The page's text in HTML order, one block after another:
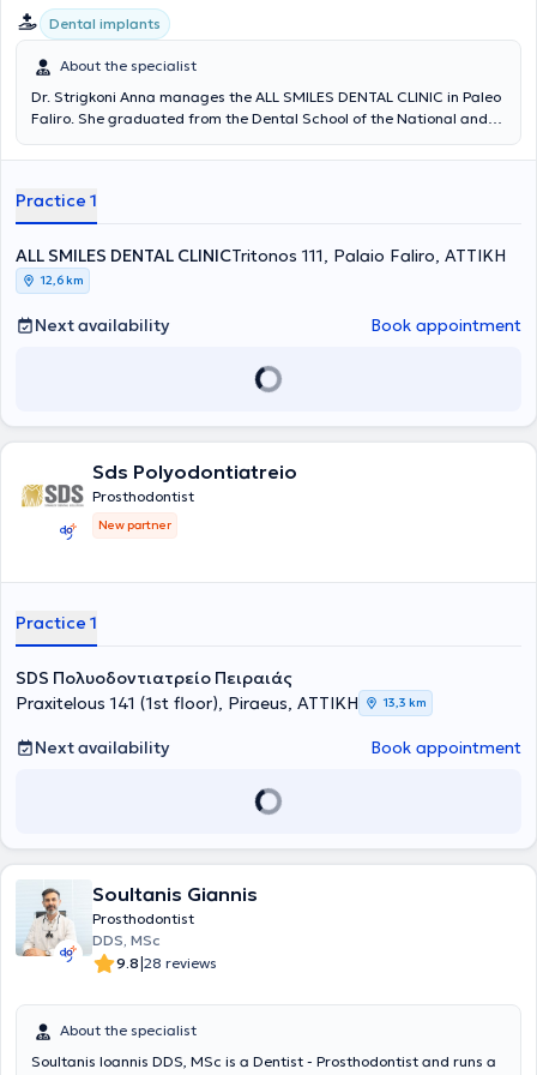
Dental implants
About the specialist
Dr. Strigkoni Anna manages the ALL SMILES DENTAL CLINIC in Paleo
Faliro. She graduated from the Dental School of the National and
to the postgraduate specialization program in Prosthetics and
has been serving as a scientific collaborator in the field of
Prosthetics at the Dental School of NKUA. She has participated in
numerous local and international conferences with lectures and
free presentations, and has published scientific papers in various
dental journals. The clinic offers services covering the full spectrum
comprehensive oral rehabilitation, implant prosthetics, cases with
management of patients with bruxism and temporomandibular
Practice 1
ALL SMILES DENTAL CLINICTritonos 111, Palaio Faliro, ΑΤΤΙΚΗ
12,6 km
Next availability Book appointment
Sds Polyodontiatreio
Prosthodontist
New partner
Practice 1
SDS Πολυοδοντιατρείο Πειραιάς
Praxitelous 141 (1st floor), Piraeus, ΑΤΤΙΚΗ
13,3 km
Next availability Book appointment
Soultanis Giannis
Prosthodontist
DDS, MSc
9.8|28 reviews
About the specialist
Soultanis Ioannis DDS, MSc is a Dentist - Prosthodontist and runs a